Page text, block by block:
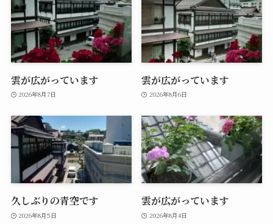
雲が広がっています
2026年8月7日
雲が広がっています
2026年8月6日
久しぶりの青空です
2026年8月5日
雲が広がっています
2026年8月4日